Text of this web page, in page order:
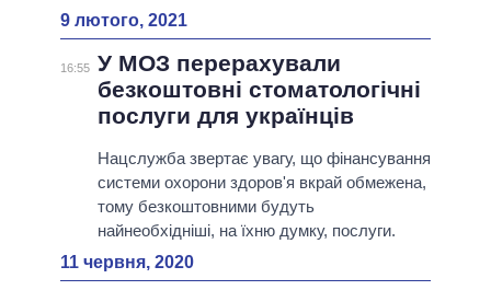
9 лютого, 2021
16:55 У МОЗ перерахували
безкоштовні стоматологічні
послуги для українців
Нацслужба звертає увагу, що фінансування
системи охорони здоров'я вкрай обмежена,
тому безкоштовними будуть
найнеобхідніші, на їхню думку, послуги.
11 червня, 2020